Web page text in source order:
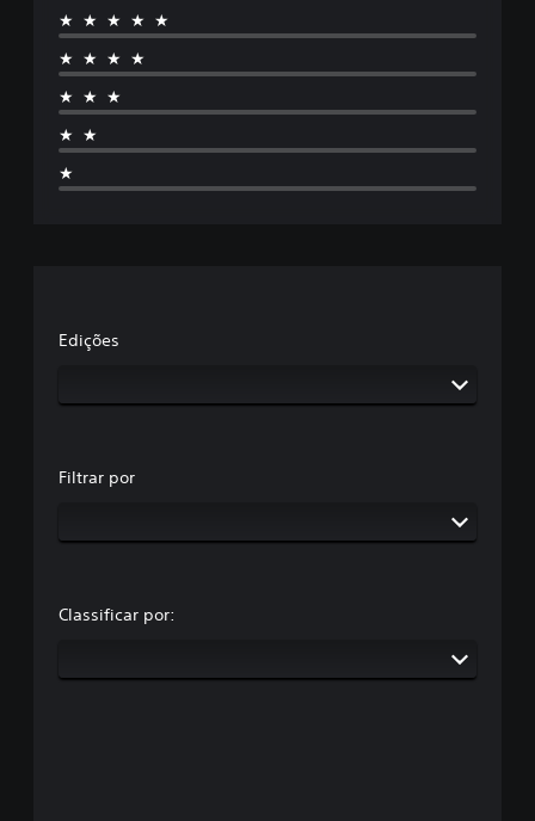
★★★★★
★★★★
★★★
★★
★
Edições
Filtrar por
Classificar por: